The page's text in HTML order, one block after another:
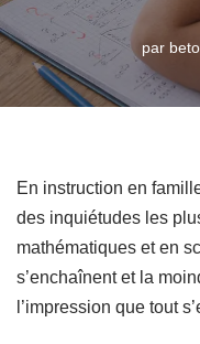
par
En instruction en
des inquiétudes les
mathématiques et en
s’enchaînent et la
l’impression que tout